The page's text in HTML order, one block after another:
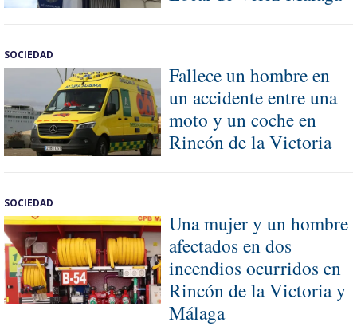
SOCIEDAD
Fallece un hombre en
un accidente entre una
moto y un coche en
Rincón de la Victoria
SOCIEDAD
Una mujer y un hombre
afectados en dos
incendios ocurridos en
Rincón de la Victoria y
Málaga